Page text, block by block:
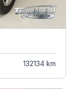
132134 km